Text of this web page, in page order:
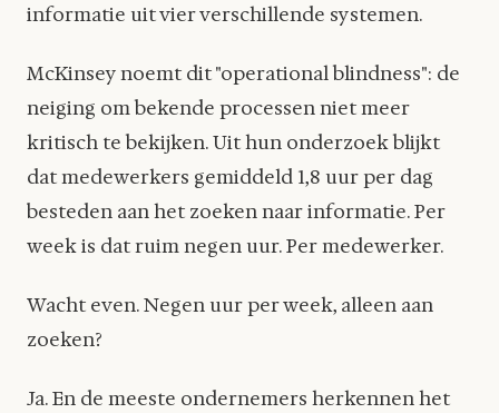
informatie uit vier verschillende systemen.
McKinsey noemt dit "operational blindness": de
neiging om bekende processen niet meer
kritisch te bekijken. Uit hun onderzoek blijkt
dat medewerkers gemiddeld 1,8 uur per dag
besteden aan het zoeken naar informatie. Per
week is dat ruim negen uur. Per medewerker.
Wacht even. Negen uur per week, alleen aan
zoeken?
Ja. En de meeste ondernemers herkennen het